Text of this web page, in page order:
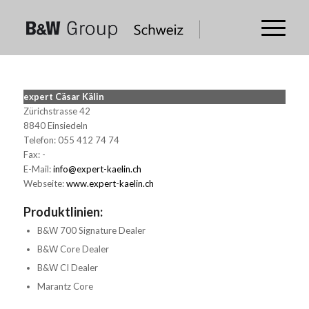
expert Cäsar Kälin
Zürichstrasse 42
8840 Einsiedeln
Telefon: 055 412 74 74
Fax: -
E-Mail:info@expert-kaelin.ch
Webseite:www.expert-kaelin.ch
Produktlinien:
B&W 700 Signature Dealer
B&W Core Dealer
B&W CI Dealer
Marantz Core